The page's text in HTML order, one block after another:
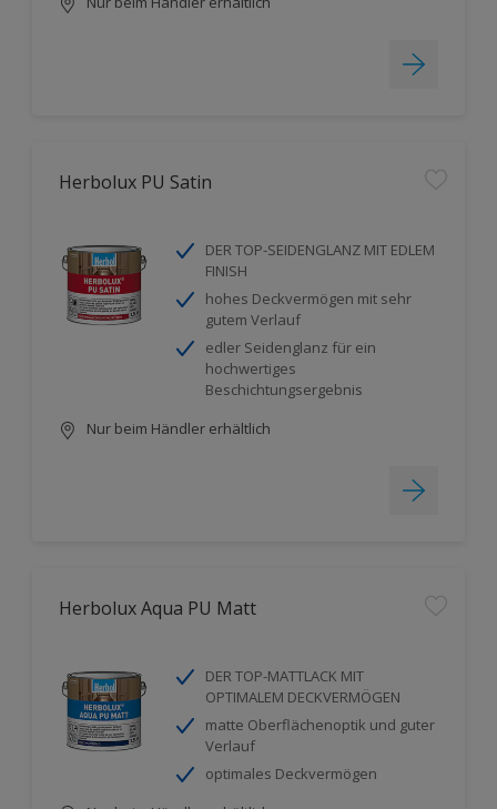
Herbolux PU Satin
DER TOP-SEIDENGLANZ MIT EDLEM
FINISH
hohes Deckvermögen mit sehr
gutem Verlauf
edler Seidenglanz für ein
hochwertiges
Beschichtungsergebnis
Nur beim Händler erhältlich
Herbolux Aqua PU Matt
DER TOP-MATTLACK MIT
OPTIMALEM DECKVERMÖGEN
matte Oberflächenoptik und guter
Verlauf
optimales Deckvermögen